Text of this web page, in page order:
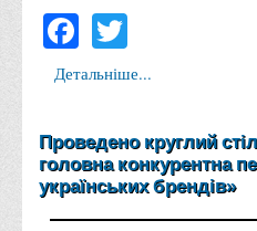
ТОП-20 кращих студентів
ТОП-20 кращих студентів
ТОП-20 кращих студентів
ТОП-20 кращих студентів
ТОП-20 кращих студентів
Facebook
Детальніше...
Проведено круглий
головна конкурентна
українських брендів»